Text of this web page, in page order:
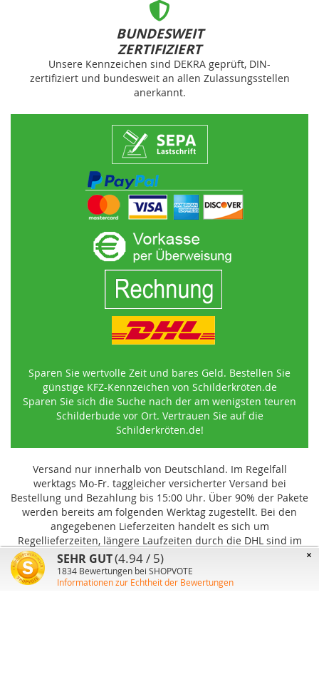
BUNDESWEIT
ZERTIFIZIERT
Unsere Kennzeichen sind DEKRA geprüft, DIN-
zertifiziert und bundesweit an allen Zulassungsstellen
anerkannt.
Sparen Sie wertvolle Zeit und bares Geld. Bestellen Sie
günstige KFZ-Kennzeichen von Schilderkröten.de
Sparen Sie sich die Suche nach der am wenigsten teuren
Schilderbude vor Ort. Vertrauen Sie auf die
Schilderkröten.de!
Versand nur innerhalb von Deutschland. Im Regelfall
werktags Mo-Fr. taggleicher versicherter Versand bei
Bestellung und Bezahlung bis 15:00 Uhr. Über 90% der Pakete
werden bereits am folgenden Werktag zugestellt. Bei den
angegebenen Lieferzeiten handelt es sich um
Regellieferzeiten, längere Laufzeiten durch die DHL sind im
Einzelfall möglich und können von uns nicht beeinflusst
werden.
×
SEHR GUT(4.94 / 5)
1834 Bewertungen bei SHOPVOTE
Informationen zur Echtheit der Bewertungen